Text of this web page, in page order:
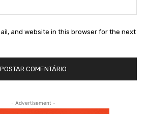
and website in this browser for the next
- Advertisement -